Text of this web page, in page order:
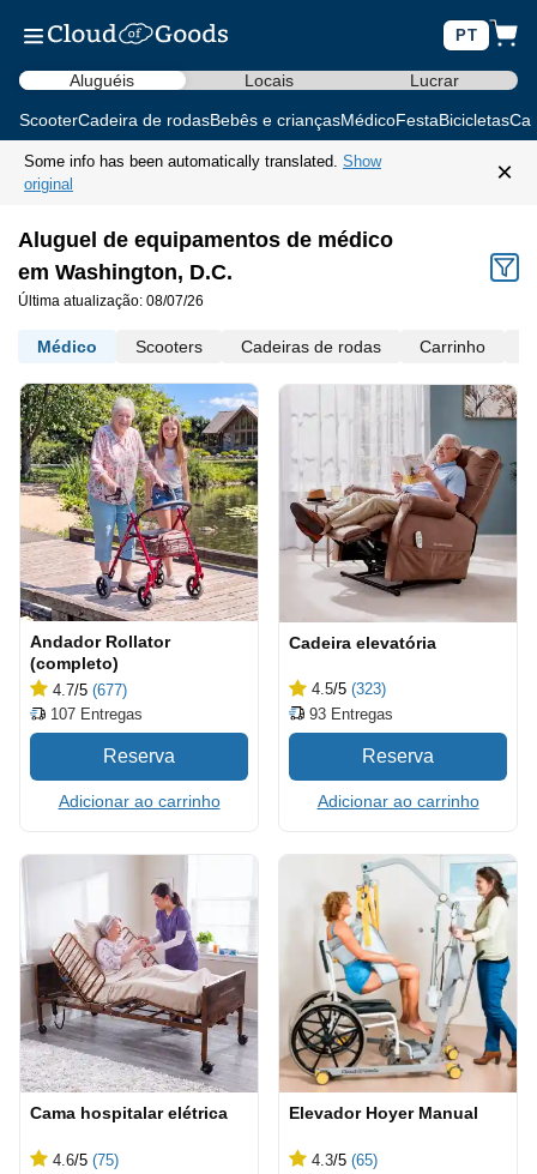
PT
Aluguéis Locais Lucrar
ScooterCadeira de rodasBebês e criançasMédicoFestaBicicletas
Some info has been automatically translated. Show
original
×
Aluguel de equipamentos de médico
em Washington, D.C.
Última atualização: 08/07/26
Médico Scooters Cadeiras de rodas Carrinho
Andador Rollator
(completo)
4.7/5 (677)
107 Entregas
Adicionar ao carrinho
Cadeira elevatória
4.5/5 (323)
93 Entregas
Adicionar ao carrinho
Cama hospitalar elétrica
4.6/5 (75)
Elevador Hoyer Manual
4.3/5 (65)